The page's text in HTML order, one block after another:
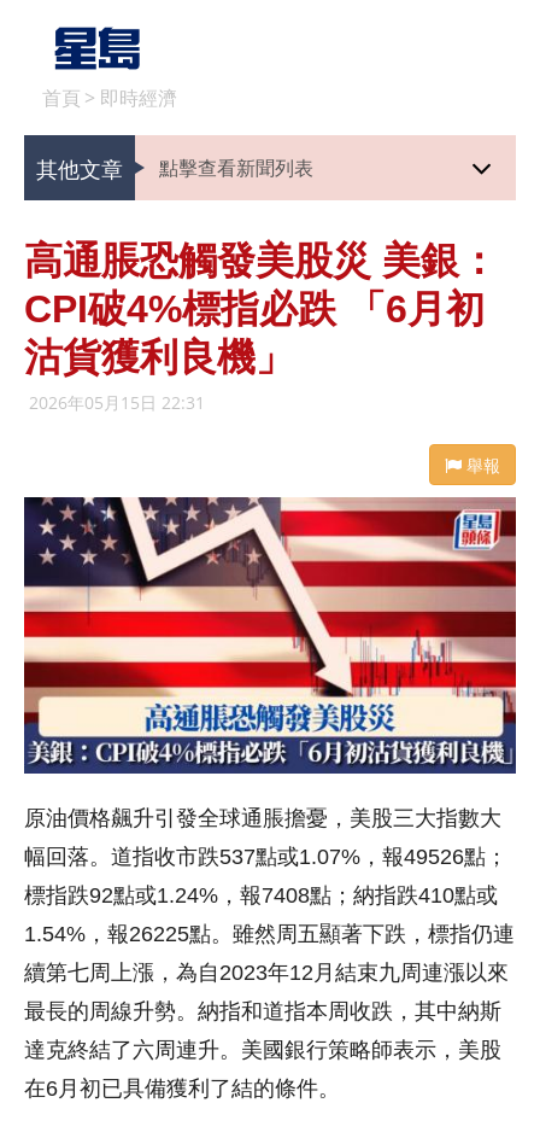
首頁 > 即時經濟
其他文章 點擊查看新聞列表
高通脹恐觸發美股災 美銀：
CPI破4%標指必跌 「6月初
沽貨獲利良機」
2026年05月15日 22:31
舉報
原油價格飆升引發全球通脹擔憂，美股三大指數大
幅回落。道指收市跌537點或1.07%，報49526點；
標指跌92點或1.24%，報7408點；納指跌410點或
1.54%，報26225點。雖然周五顯著下跌，標指仍連
續第七周上漲，為自2023年12月結束九周連漲以來
最長的周線升勢。納指和道指本周收跌，其中納斯
達克終結了六周連升。美國銀行策略師表示，美股
在6月初已具備獲利了結的條件。